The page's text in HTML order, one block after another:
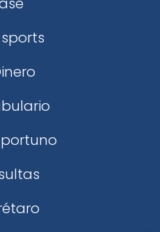
sports